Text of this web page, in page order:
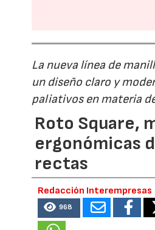
La nueva línea de
un diseño claro y
paliativos en materia
Roto Square,
ergonómicas
rectas
Redacción Interempresas
968